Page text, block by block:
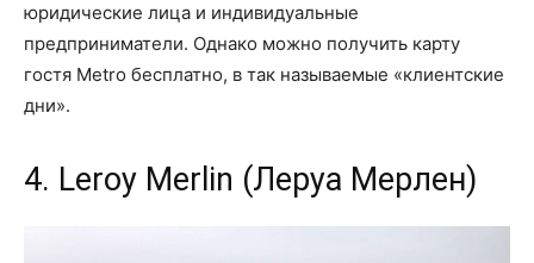
юридические лица и индивидуальные
предприниматели. Однако можно получить карту
гостя Metro бесплатно, в так называемые «клиентские
дни».
4. Leroy Merlin (Леруа Мерлен)